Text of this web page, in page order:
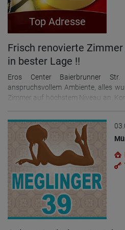
Top Adresse
Frisch renovierte
in bester Lage !!
Eros Center Baierbrunner
anspruchsvollem Ambiente, alles
Zimmer auf höchstem Niveau an.
erwarten euch bezahlbare
Adressen sind gut über öffentliche
es stehen auch ausreichend
Verfügung. Anfängerinnen und
Papieren ab 21, sind ebenso
TS! Terminabsprachen gerne